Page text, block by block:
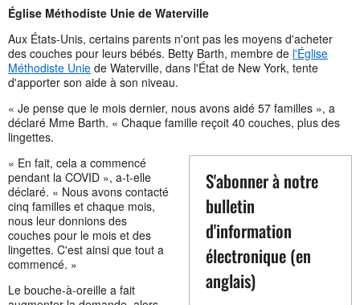
Église Méthodiste Unie de Waterville
Aux États-Unis, certains parents n'ont pas les moyens d'acheter
des couches pour leurs bébés. Betty Barth, membre de l'Église
Méthodiste Unie de Waterville, dans l'État de New York, tente
d'apporter son aide à son niveau.
« Je pense que le mois dernier, nous avons aidé 57 familles », a
déclaré Mme Barth. « Chaque famille reçoit 40 couches, plus des
lingettes.
S'abonner à notre
bulletin
d'information
électronique (en
anglais)
« En fait, cela a commencé
pendant la COVID », a-t-elle
déclaré. « Nous avons contacté
cinq familles et chaque mois,
nous leur donnions des
couches pour le mois et des
lingettes. C'est ainsi que tout a
commencé. »
Le bouche-à-oreille a fait